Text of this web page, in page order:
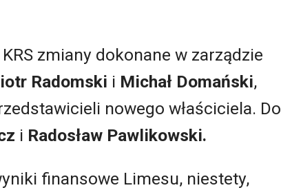
zmiany dokonane w zarządzie
Radomski i Michał Domański,
nowego właściciela. Do
i Radosław Pawlikowski.
finansowe Limesu, niestety,